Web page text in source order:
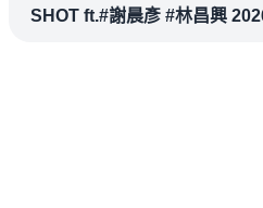
SHOT ft.#謝晨彥 #林昌興